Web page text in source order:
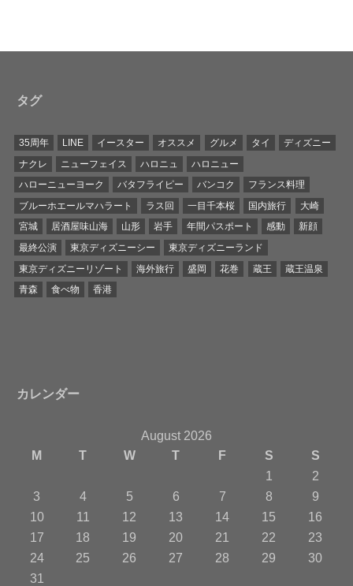
タグ
35周年 LINE イースター オススメ グルメ タイ
ディズニー
ナクレ
ニューフェイス ハロニュ
ハロニュー
ハローニューヨーク
バタフライピー バンコク
フランス料理
ブルーホエールマハラート
ラス回 一目千本桜 国内旅行
大崎
宮城
居酒屋味山海 山形 岩手 年間パスポート 感動
新顔
最終公演
東京ディズニーシー
東京ディズニーランド
東京ディズニーリゾート
海外旅行 盛岡 花巻 蔵王
蔵王温泉
青森
食べ物 香港
カレンダー
August 2026
M
T W T F S
S
1
2
3
4 5 6 7 8
9
10
11 12 13 14 15
16
17
18 19 20 21 22
23
24
25 26 27 28 29
30
31